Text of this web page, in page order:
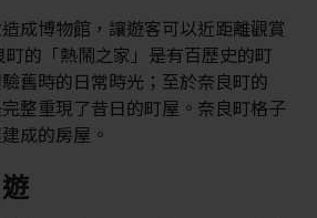
成博物館，讓遊客可以近距離觀賞
的「熱鬧之家」是有百歷史的町
舊時的日常時光；至於奈良町的
完整重現了昔日的町屋。奈良町格子
成的房屋。